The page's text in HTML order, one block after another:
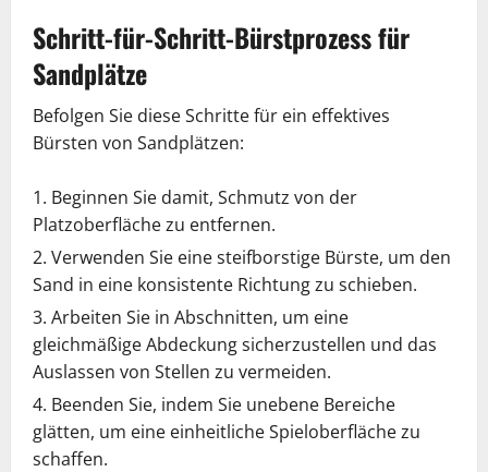
Schritt-für-Schritt-Bürstprozess für
Sandplätze
Befolgen Sie diese Schritte für ein effektives
Bürsten von Sandplätzen:
Beginnen Sie damit, Schmutz von der
Platzoberfläche zu entfernen.
Verwenden Sie eine steifborstige Bürste, um den
Sand in eine konsistente Richtung zu schieben.
Arbeiten Sie in Abschnitten, um eine
gleichmäßige Abdeckung sicherzustellen und das
Auslassen von Stellen zu vermeiden.
Beenden Sie, indem Sie unebene Bereiche
glätten, um eine einheitliche Spieloberfläche zu
schaffen.